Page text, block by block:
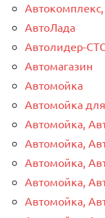
АвтоЛада
Автолидер-
Автомагазин
Автомойка
Автомойка
Автомойка,
Автомойка,
Автомойка,
Автомойка,
Автомойка,